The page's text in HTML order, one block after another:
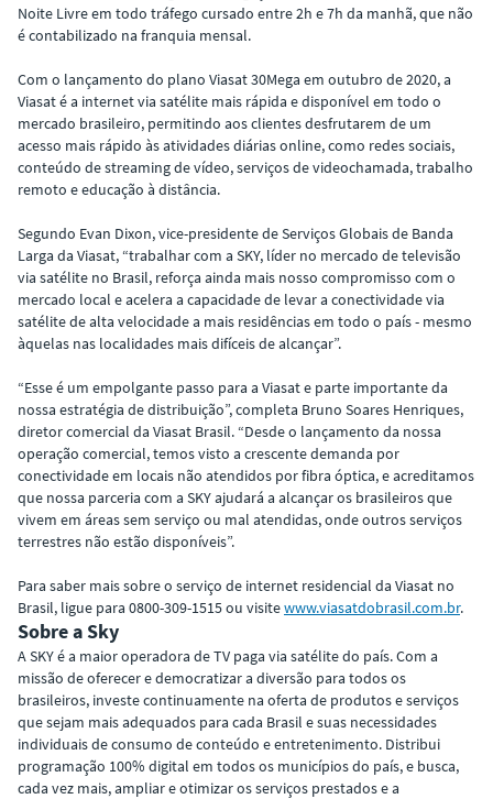
Noite Livre em todo tráfego cursado entre 2h e 7h da manhã, que não
é contabilizado na franquia mensal.
Com o lançamento do plano Viasat 30Mega em outubro de 2020, a
Viasat é a internet via satélite mais rápida e disponível em todo o
mercado brasileiro, permitindo aos clientes desfrutarem de um
acesso mais rápido às atividades diárias online, como redes sociais,
conteúdo de streaming de vídeo, serviços de videochamada, trabalho
remoto e educação à distância.
Segundo Evan Dixon, vice-presidente de Serviços Globais de Banda
Larga da Viasat, “trabalhar com a SKY, líder no mercado de televisão
via satélite no Brasil, reforça ainda mais nosso compromisso com o
mercado local e acelera a capacidade de levar a conectividade via
satélite de alta velocidade a mais residências em todo o país - mesmo
àquelas nas localidades mais difíceis de alcançar”.
“Esse é um empolgante passo para a Viasat e parte importante da
nossa estratégia de distribuição”, completa Bruno Soares Henriques,
diretor comercial da Viasat Brasil. “Desde o lançamento da nossa
operação comercial, temos visto a crescente demanda por
conectividade em locais não atendidos por fibra óptica, e acreditamos
que nossa parceria com a SKY ajudará a alcançar os brasileiros que
vivem em áreas sem serviço ou mal atendidas, onde outros serviços
terrestres não estão disponíveis”.
Para saber mais sobre o serviço de internet residencial da Viasat no
Brasil, ligue para 0800-309-1515 ou visitewww.viasatdobrasil.com.br.
Sobre a Sky
A SKY é a maior operadora de TV paga via satélite do país. Com a
missão de oferecer e democratizar a diversão para todos os
brasileiros, investe continuamente na oferta de produtos e serviços
que sejam mais adequados para cada Brasil e suas necessidades
individuais de consumo de conteúdo e entretenimento. Distribui
programação 100% digital em todos os municípios do país, e busca,
cada vez mais, ampliar e otimizar os serviços prestados e a